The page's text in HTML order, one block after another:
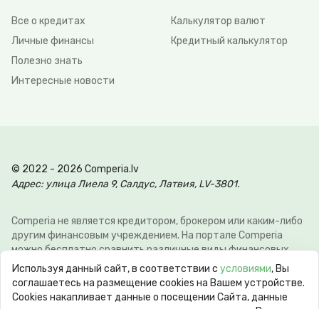
Все о кредитах
Личные финансы
Полезно знать
Интересные новости
Калькулятор валют
Кредитный калькулятор
© 2022 - 2026 Comperia.lv
Адрес: улица Лиела 9, Салдус, Латвия, LV-3801.
Comperia не является кредитором, брокером или каким-либо
другим финансовым учреждением. На портале Comperia
можно бесплатно сравнить различные виды финансовых
услуг, для того что-бы клиент мог сэкономить свое время и
деньги. Э-почта:info@comperia.lv. Пример расчёта: при
взятии в долг 5000 € на 60 месяцев, ежемесячный платеж
106.93 €, общие затраты 6415.59 €, годовая процентная
Используя данный сайт, в соответствии с условиями, Вы
соглашаетесь на размещение cookies на Вашем устройстве.
Сookies накапливает данные о посещении Сайта, данные